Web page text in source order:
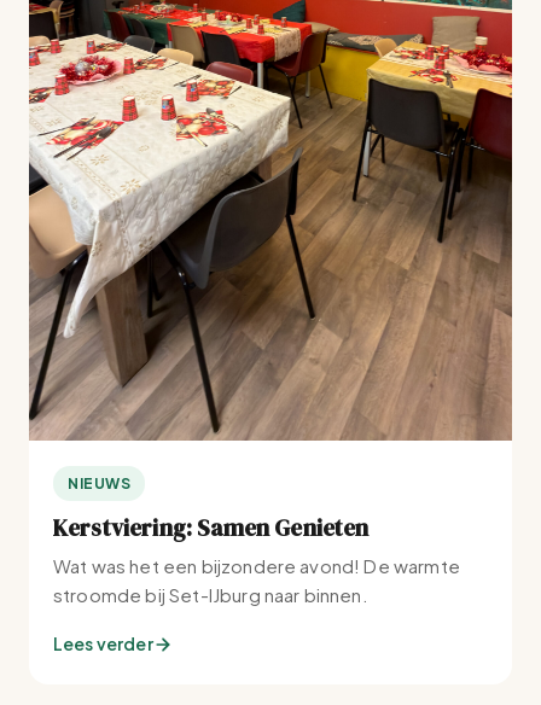
NIEUWS
Kerstviering: Samen Genieten
Wat was het een bijzondere avond! De warmte
stroomde bij Set-IJburg naar binnen.
Lees verder